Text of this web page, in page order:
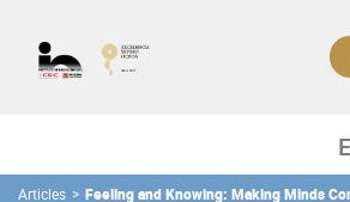
content
Articles > Feeling and Knowing: Making Minds